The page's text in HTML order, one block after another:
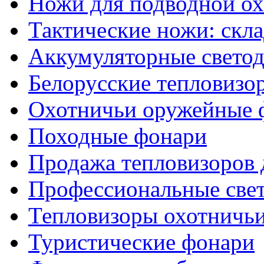
Тактические ножи:
Аккумуляторные
Белорусские
Охотничьи оружейные
Походные фонари
Продажа тепловизоров
Профессиональные
Тепловизоры
Туристические фонари